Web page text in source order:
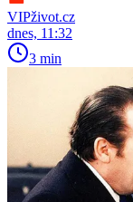
VIPživot.cz
dnes, 11:32
3 min